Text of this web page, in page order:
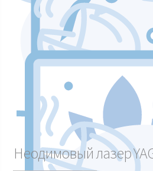
Аппараты для
Уход и подтяжка
Аппараты мышечной
Неодимовый лазер